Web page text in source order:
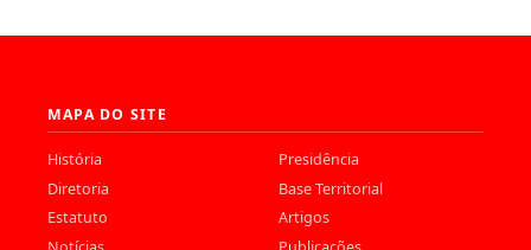
MAPA DO SITE
História
Presidência
Diretoria
Base Territorial
Estatuto
Artigos